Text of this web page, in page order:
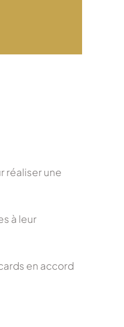
réaliser une
à leur
en accord